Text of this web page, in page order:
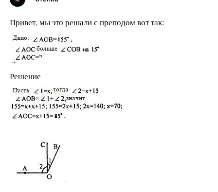
Привет, мы это решали с преподом вот так:
Решение